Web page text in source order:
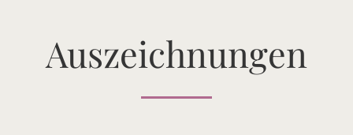
Auszeichnungen